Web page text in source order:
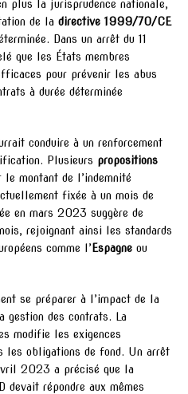
plus la jurisprudence nationale,
de la directive 1999/70/CE
Dans un arrêt du 11
que les États membres
pour prévenir les abus
à durée déterminée
conduire à un renforcement
Plusieurs propositions
le montant de l’indemnité
fixée à un mois de
en mars 2023 suggère de
rejoignant ainsi les standards
comme l’ Espagne ou
se préparer à l’impact de la
gestion des contrats. La
modifie les exigences
les obligations de fond. Un arrêt
2023 a précisé que la
devait répondre aux mêmes